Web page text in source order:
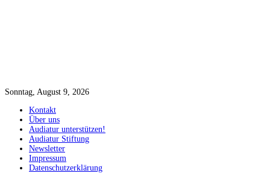
Sonntag, August 9, 2026
Kontakt
Über uns
Audiatur unterstützen!
Audiatur Stiftung
Newsletter
Impressum
Datenschutzerklärung